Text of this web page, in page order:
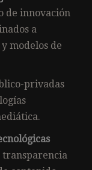
de innovación
a
modelos de
privadas
transparencia